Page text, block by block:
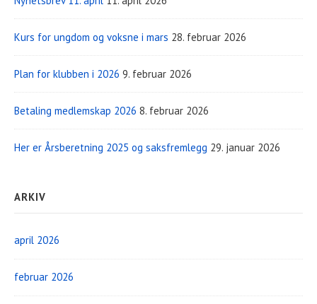
Kurs for ungdom og voksne i mars 28. februar 2026
Plan for klubben i 2026 9. februar 2026
Betaling medlemskap 2026 8. februar 2026
Her er Årsberetning 2025 og saksfremlegg 29. januar 2026
ARKIV
april 2026
februar 2026